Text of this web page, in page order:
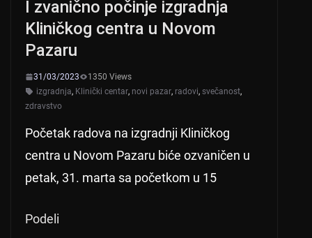
I zvanično počinje izgradnja
Kliničkog centra u Novom
Pazaru
31/03/2023
1350 Views
izgradnja, Klinički centar, novi pazar, radovi, svečanost,
zdravstvo
Početak radova na izgradnji Kliničkog
centra u Novom Pazaru biće ozvaničen u
petak, 31. marta sa početkom u 15
Podeli